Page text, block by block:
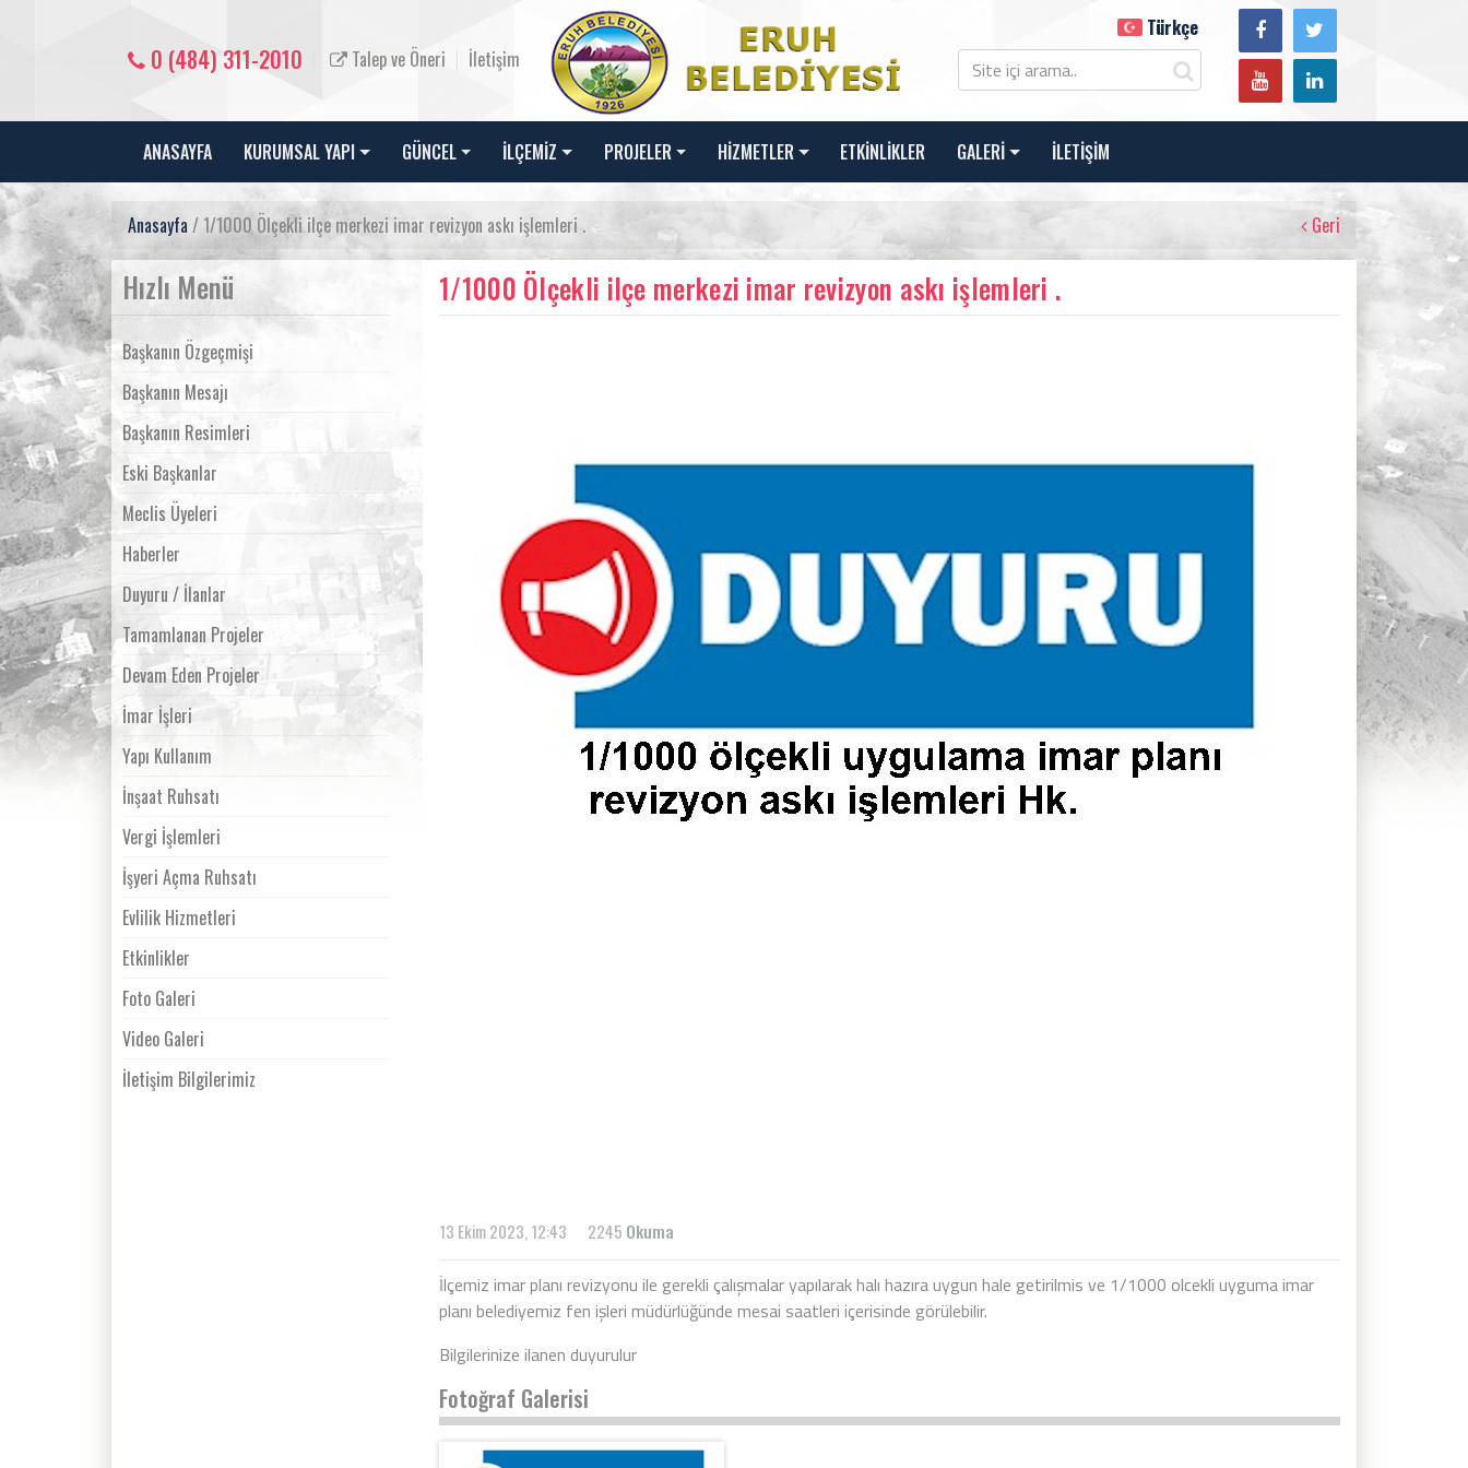
0 (484) 311-2010 Talep ve Öneri İletişim
Türkçe
ANASAYFA KURUMSAL YAPI GÜNCEL İLÇEMİZ PROJELER HİZMETLER ETKİNLİKLER GALERİ İLETİŞİM
Anasayfa / 1/1000 Ölçekli ilçe merkezi imar revizyon askı işlemleri . Geri
Hızlı Menü
Başkanın Özgeçmişi
Başkanın Mesajı
Başkanın Resimleri
Eski Başkanlar
Meclis Üyeleri
Haberler
Duyuru / İlanlar
Tamamlanan Projeler
Devam Eden Projeler
İmar İşleri
Yapı Kullanım
İnşaat Ruhsatı
Vergi İşlemleri
İşyeri Açma Ruhsatı
Evlilik Hizmetleri
Etkinlikler
Foto Galeri
Video Galeri
İletişim Bilgilerimiz
1/1000 Ölçekli ilçe merkezi imar revizyon askı işlemleri .
13 Ekim 2023, 12:43 2245 Okuma
İlçemiz imar planı revizyonu ile gerekli çalışmalar yapılarak halı hazıra uygun hale getirilmis ve 1/1000 olcekli uyguma imar
planı belediyemiz fen işleri müdürlüğünde mesai saatleri içerisinde görülebilir.
Bilgilerinize ilanen duyurulur
Fotoğraf Galerisi